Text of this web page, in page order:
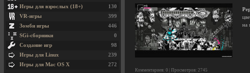
на
Комментариев: 0 | Просмотров: 2745
130
Игры для взрослых (18+)
399
VR-игры
446
Зомби игры
0
SGi-сборники
98
Создание игр
239
Игры для Linux
272
Игры для Mac OS X